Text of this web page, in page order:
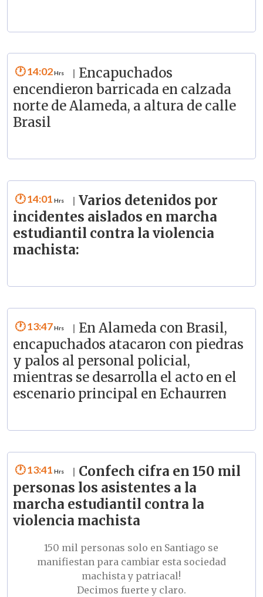
14:02
Encapuchados
encendieron barricada en calzada
norte de Alameda, a altura de calle
Brasil
14:01
Varios detenidos por
incidentes aislados en marcha
estudiantil contra la violencia
machista:
13:47
En Alameda con Brasil,
encapuchados atacaron con piedras
y palos al personal policial,
mientras se desarrolla el acto en el
escenario principal en Echaurren
13:41
Confech cifra en 150 mil
personas los asistentes a la
marcha estudiantil contra la
violencia machista
150 mil personas solo en Santiago se
manifiestan para cambiar esta sociedad
machista y patriacal!
Decimos fuerte y claro.